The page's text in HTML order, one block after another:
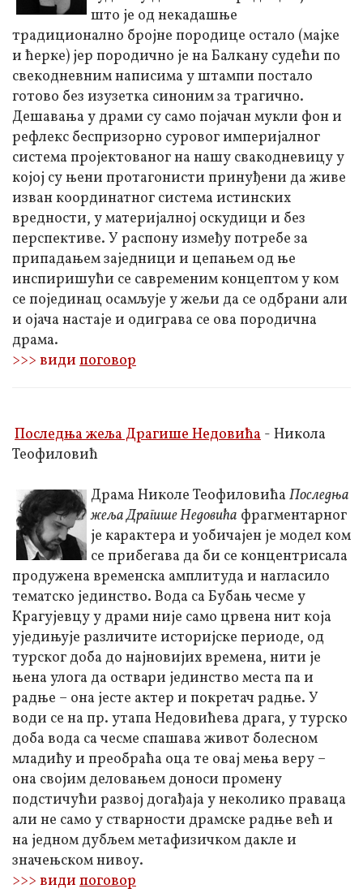
што је од некадашње
традиционално бројне породице остало (мајке
и ћерке) јер породично је на Балкану судећи по
свекодневним написима у штампи постало
готово без изузетка синоним за трагично.
Дешавања у драми су само појачан мукли фон и
рефлекс беспризорно суровог империјалног
система пројектованог на нашу свакодневицу у
којој су њени протагонисти принуђени да живе
изван координатног система истинских
вредности, у материјалној оскудици и без
перспективе. У распону између потребе за
припадањем заједници и цепањем од ње
инспиришући се савременим концептом у ком
се појединац осамљује у жељи да се одбрани али
и ојача настаје и одиграва се ова породична
драма.
>>> види поговор
Последња жеља Драгише Недовића - Никола
Теофиловић
Драма Николе Теофиловића Последња
жеља Драгише Недовића фрагментарног
је карактера и уобичајен је модел ком
се прибегава да би се концентрисала
продужена временска амплитуда и нагласило
тематско јединство. Вода са Бубањ чесме у
Крагујевцу у драми није само црвена нит која
уједињује различите историјске периоде, од
турског доба до најновијих времена, нити је
њена улога да оствари јединство места па и
радње – она јесте актер и покретач радње. У
води се на пр. утапа Недовићева драга, у турско
доба вода са чесме спашава живот болесном
младићу и преобраћа оца те овај мења веру –
она својим деловањем доноси промену
подстичући развој догађаја у неколико праваца
али не само у стварности драмске радње већ и
на једном дубљем метафизичком дакле и
значењском нивоу.
>>> види поговор